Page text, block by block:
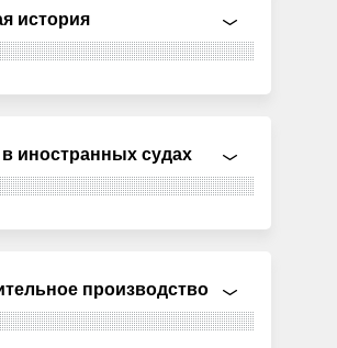
история
в иностранных судах
производство